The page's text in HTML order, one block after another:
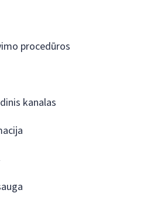
procedūros
kanalas